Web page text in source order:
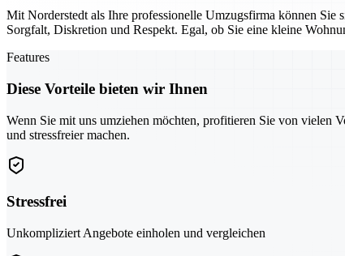
Mit Norderstedt als Ihre professionelle Umzugsfirma können Sie
Sorgfalt, Diskretion und Respekt. Egal, ob Sie eine kleine
Features
Diese Vorteile bieten wir Ihnen
Wenn Sie mit uns umziehen möchten, profitieren Sie von vielen
und stressfreier machen.
Stressfrei
Unkompliziert Angebote einholen und vergleichen